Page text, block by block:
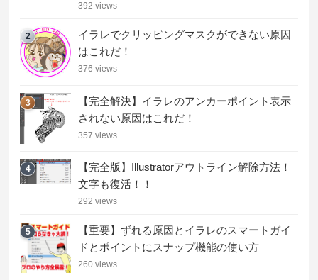
392 views
2
イラレでクリッピングマスクができない原因
はこれだ！
376 views
3
【完全解決】イラレのアンカーポイント表示
されない原因はこれだ！
357 views
4
【完全版】Illustratorアウトライン解除方法！
文字も復活！！
292 views
5
【重要】ずれる原因とイラレのスマートガイ
ドとポイントにスナップ機能の使い方
260 views